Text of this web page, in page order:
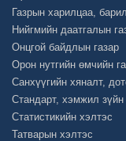
Газрын харилцаа,
Нийгмийн даатгалын
Онцгой байдлын газар
Орон нутгийн өмчийн
Санхүүгийн хяналт,
Стандарт, хэмжил зүйн
Статистикийн хэлтэс
Татварын хэлтэс